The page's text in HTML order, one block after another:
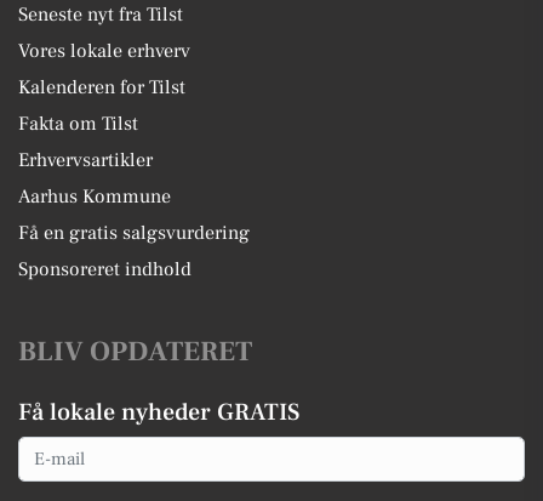
Seneste nyt fra Tilst
Vores lokale erhverv
Kalenderen for Tilst
Fakta om Tilst
Erhvervsartikler
Aarhus Kommune
Få en gratis salgsvurdering
Sponsoreret indhold
BLIV OPDATERET
Få lokale nyheder GRATIS
Email